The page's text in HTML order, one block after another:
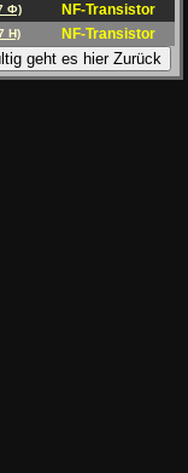
Ф) NF-Transistor
H) NF-Transistor
geht es hier Zurück